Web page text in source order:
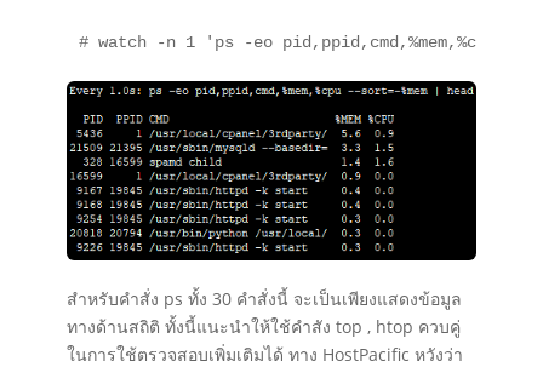
# watch -n 1 'ps -eo pid,ppid,cmd,%mem,%cpu --
สำหรับคำสั่ง ps ทั้ง 30 คำสั่งนี้ จะเป็นเพียงแสดงข้อมูล
ทางด้านสถิติ ทั้งนี้แนะนำให้ใช้คำสัง top , htop ควบคู่
ในการใช้ตรวจสอบเพิ่มเติมได้ ทาง HostPacific หวังว่า